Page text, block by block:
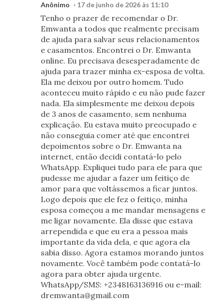
Anônimo 17 de junho de 2026 às 11:10
Tenho o prazer de recomendar o Dr.
Emwanta a todos que realmente precisam
de ajuda para salvar seus relacionamentos
e casamentos. Encontrei o Dr. Emwanta
online. Eu precisava desesperadamente de
ajuda para trazer minha ex-esposa de volta.
Ela me deixou por outro homem. Tudo
aconteceu muito rápido e eu não pude fazer
nada. Ela simplesmente me deixou depois
de 3 anos de casamento, sem nenhuma
explicação. Eu estava muito preocupado e
não conseguia comer até que encontrei
depoimentos sobre o Dr. Emwanta na
internet, então decidi contatá-lo pelo
WhatsApp. Expliquei tudo para ele para que
pudesse me ajudar a fazer um feitiço de
amor para que voltássemos a ficar juntos.
Logo depois que ele fez o feitiço, minha
esposa começou a me mandar mensagens e
me ligar novamente. Ela disse que estava
arrependida e que eu era a pessoa mais
importante da vida dela, e que agora ela
sabia disso. Agora estamos morando juntos
novamente. Você também pode contatá-lo
agora para obter ajuda urgente.
WhatsApp/SMS: +2348163136916 ou e-mail:
dremwanta@gmail.com